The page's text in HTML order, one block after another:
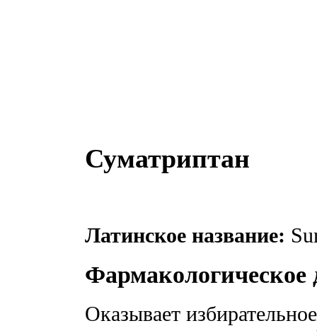
Суматриптан
Латинское название:
Фармакологическое
Оказывает